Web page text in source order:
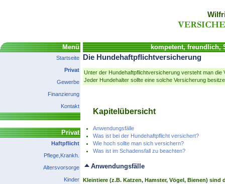
Menü
Startseite
Privat
Gewerbe
Finanzierung
Kontakt
Privat
Haftpflicht
Pflege,Krankh.
Altersvorsorge
Kinder
kompetent, freundlich,
Die Hundehaftpflichtversicherung
Unter der Hundehaftpflichtversicherung versteht man
Jeder Hundehalter sollte eine solche Versicherung
Kapitelübersicht
Anwendungsfälle
Was ist bei der Hundehaftpflicht versichert?
Wie hoch sollte man sich versichern?
Was ist im Schadensfall zu beachten?
Anwendungsfälle
Kleintiere (z.B. Katzen, Hamster, Vögel, Bienen)